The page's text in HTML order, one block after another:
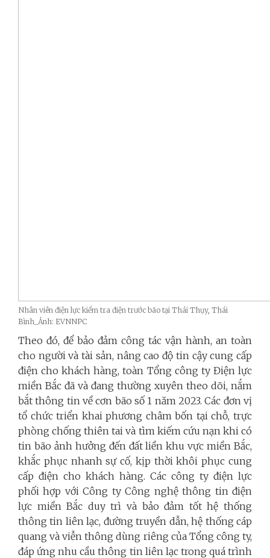
Nhân viên điện lực kiểm tra điện trước bão tại Thái Thụy, Thái
Bình_Ảnh: EVNNPC
Theo đó, để bảo đảm công tác vận hành, an toàn
cho người và tài sản, nâng cao độ tin cậy cung cấp
điện cho khách hàng, toàn Tổng công ty Điện lực
miền Bắc đã và đang thường xuyên theo dõi, nắm
bắt thông tin về cơn bão số 1 năm 2023. Các đơn vị
tổ chức triển khai phương châm bốn tại chỗ, trực
phòng chống thiên tai và tìm kiếm cứu nạn khi có
tin bão ảnh hưởng đến đất liền khu vực miền Bắc,
khắc phục nhanh sự cố, kịp thời khôi phục cung
cấp điện cho khách hàng. Các công ty điện lực
phối hợp với Công ty Công nghệ thông tin điện
lực miền Bắc duy trì và bảo đảm tốt hệ thống
thông tin liên lạc, đường truyền dẫn, hệ thống cáp
quang và viễn thông dùng riêng của Tổng công ty,
đáp ứng nhu cầu thông tin liên lạc trong quá trình